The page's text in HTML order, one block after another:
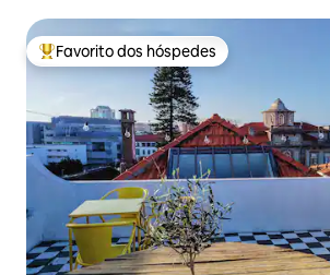
Favoritos dos hóspedes mais apreciados
Favorito dos hóspedes